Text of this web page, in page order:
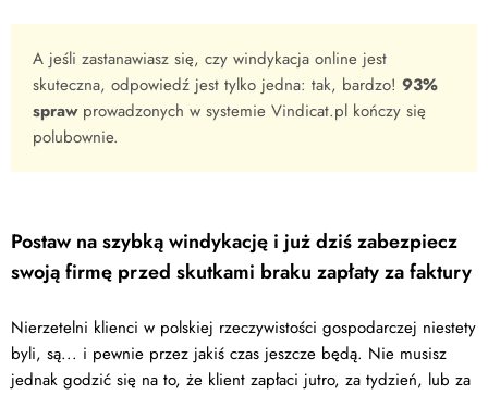
A jeśli zastanawiasz się, czy windykacja online jest
skuteczna, odpowiedź jest tylko jedna: tak, bardzo! 93%
sprawprowadzonych w systemie Vindicat.pl kończy się
polubownie.
Postaw na szybką windykację i już dziś zabezpiecz
swoją firmę przed skutkami braku zapłaty za faktury
Nierzetelni klienci w polskiej rzeczywistości gospodarczej niestety
byli, są... i pewnie przez jakiś czas jeszcze będą. Nie musisz
jednak godzić się na to, że klient zapłaci jutro, za tydzień, lub za